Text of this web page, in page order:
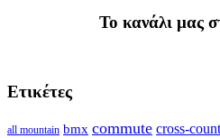
To κανάλι μας
Ετικέτες
all mountain bmx commute cross-